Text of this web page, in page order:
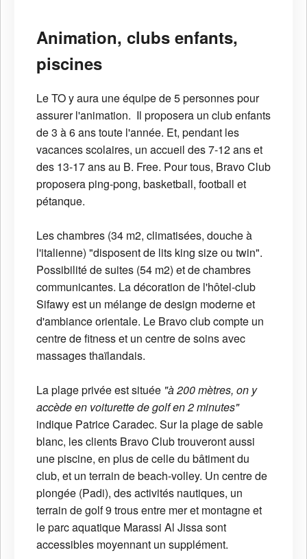
Animation, clubs enfants,
piscines
Le TO y aura une équipe de 5 personnes pour
assurer l'animation. Il proposera un club enfants
de 3 à 6 ans toute l'année. Et, pendant les
vacances scolaires, un accueil des 7-12 ans et
des 13-17 ans au B. Free. Pour tous, Bravo Club
proposera ping-pong, basketball, football et
pétanque.
Les chambres (34 m2, climatisées, douche à
l'italienne) "disposent de lits king size ou twin".
Possibilité de suites (54 m2) et de chambres
communicantes. La décoration de l'hôtel-club
Sifawy est un mélange de design moderne et
d'ambiance orientale. Le Bravo club compte un
centre de fitness et un centre de soins avec
massages thaïlandais.
La plage privée est située "à 200 mètres, on y
accède en voiturette de golf en 2 minutes"
indique Patrice Caradec. Sur la plage de sable
blanc, les clients Bravo Club trouveront aussi
une piscine, en plus de celle du bâtiment du
club, et un terrain de beach-volley. Un centre de
plongée (Padi), des activités nautiques, un
terrain de golf 9 trous entre mer et montagne et
le parc aquatique Marassi Al Jissa sont
accessibles moyennant un supplément.